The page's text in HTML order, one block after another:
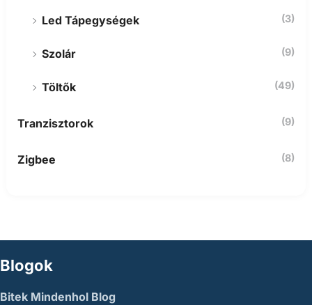
Led Tápegységek (3)
Szolár (9)
Töltők (49)
Tranzisztorok (9)
Zigbee (8)
Blogok
Bitek Mindenhol Blog